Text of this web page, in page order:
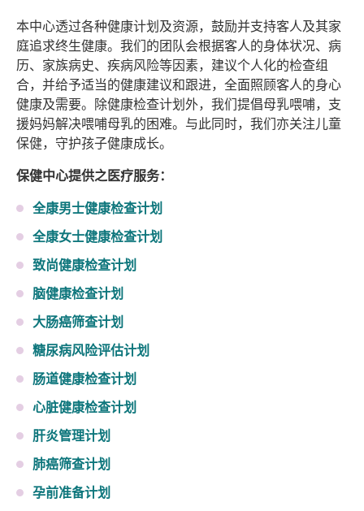
本中心透过各种健康计划及资源，鼓励并支持客人及其家
庭追求终生健康。我们的团队会根据客人的身体状况、病
历、家族病史、疾病风险等因素，建议个人化的检查组
合，并给予适当的健康建议和跟进，全面照顾客人的身心
健康及需要。除健康检查计划外，我们提倡母乳喂哺，支
援妈妈解决喂哺母乳的困难。与此同时，我们亦关注儿童
保健，守护孩子健康成长。
保健中心提供之医疗服务：
全康男士健康检查计划
全康女士健康检查计划
致尚健康检查计划
脑健康检查计划
大肠癌筛查计划
糖尿病风险评估计划
肠道健康检查计划
心脏健康检查计划
肝炎管理计划
肺癌筛查计划
孕前准备计划